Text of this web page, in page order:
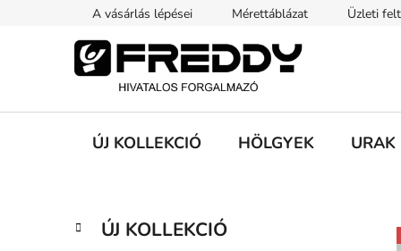
tartalomhoz
A vásárlás lépései Mérettáblázat Üzleti
ÚJ KOLLEKCIÓ HÖLGYEK URAK
OKategóriák
átugrása
K
a
ÚJ KOLLEKCIÓ